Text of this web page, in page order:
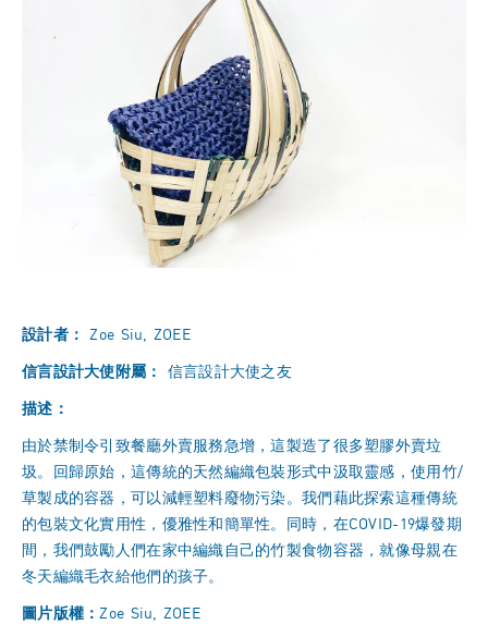
設計者： Zoe Siu, ZOEE
信言設計大使附屬： 信言設計大使之友
描述：
由於禁制令引致餐廳外賣服務急增，這製造了很多塑膠外賣垃
圾。回歸原始，這傳統的天然編織包裝形式中汲取靈感，使用竹/
草製成的容器，可以減輕塑料廢物污染。我們藉此探索這種傳統
的包裝文化實用性，優雅性和簡單性。同時，在COVID-19爆發期
間，我們鼓勵人們在家中編織自己的竹製食物容器，就像母親在
冬天編織毛衣給他們的孩子。
圖片版權：Zoe Siu, ZOEE